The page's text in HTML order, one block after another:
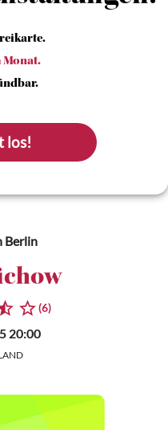
Monat.
los!
Berlin
(6)
20:00